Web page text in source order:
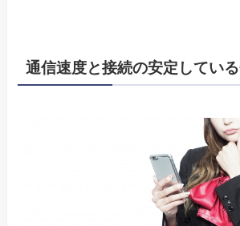
通信速度と接続の安定してい